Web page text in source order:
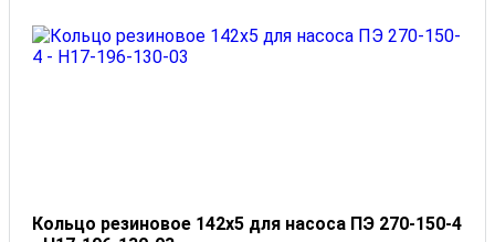
Кольцо резиновое 142x5 для насоса ПЭ 270-150-4